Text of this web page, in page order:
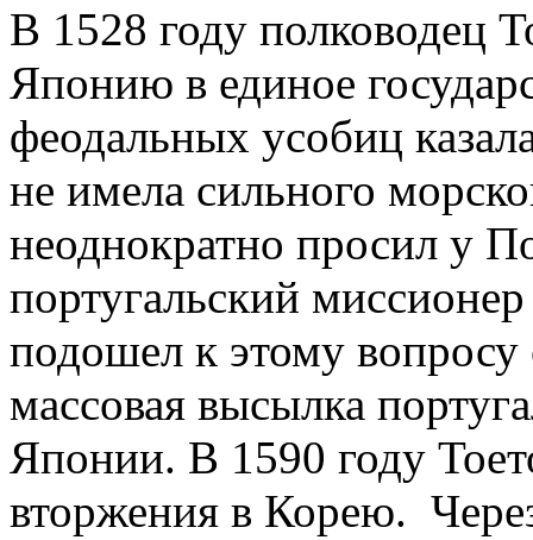
В 1528 году полководец
Японию в единое
феодальных усобиц
не имела сильного
неоднократно просил у
португальский
подошел к этому вопросу
массовая высылка
Японии. В 1590 году
вторжения в Корею.